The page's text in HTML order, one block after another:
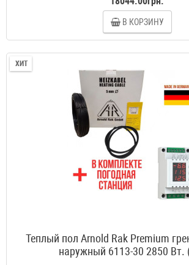
В КОРЗИНУ
ХИТ
Теплый пол Arnold Rak Premium
наружный 6113-30 2850 Вт.